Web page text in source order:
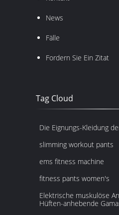
News
Fälle
Fordern Sie Ein Zitat
Tag Cloud
Die Eignungs-Kleidung
slimming workout pants
ems fitness machine
fitness pants women's
Elektrische muskulöse
Hüften-anhebende